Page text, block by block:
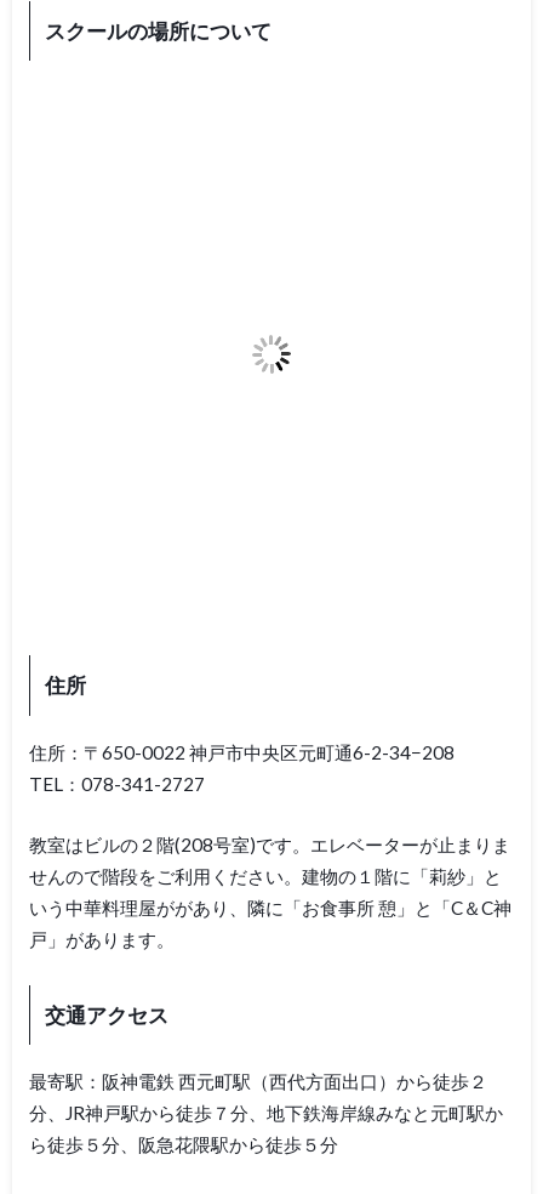
スクールの場所について
住所
住所：〒650-0022 神戸市中央区元町通6-2-34−208
TEL：078-341-2727
教室はビルの２階(208号室)です。エレベーターが止まりま
せんので階段をご利用ください。建物の１階に「莉紗」と
いう中華料理屋ががあり、隣に「お食事所 憩」と「C＆C神
戸」があります。
交通アクセス
最寄駅：阪神電鉄 西元町駅（西代方面出口）から徒歩２
分、JR神戸駅から徒歩７分、地下鉄海岸線みなと元町駅か
ら徒歩５分、阪急花隈駅から徒歩５分